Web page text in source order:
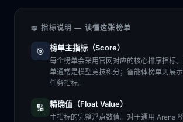
📖 指标说明 — 读懂这张榜单
🎯 榜单主指标（Score）
每个榜单会采用官网对应的核心排序指标
单通常是模型竞技积分；智能体榜单则展
任务指标。
🔢 精确值（Float Value）
主指标的完整浮点数值。对于通用 Arena